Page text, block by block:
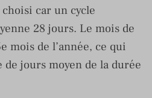
car un cycle
28 jours. Le mois de
mois de l’année, ce qui
jours moyen de la durée